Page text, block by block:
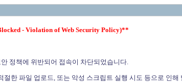
- Violation of Web Security Policy)**
정책에 위반되어 접속이 차단되었습니다.
절한 파일 업로드, 또는 악성 스크립트 실행 시도 등으로 인해